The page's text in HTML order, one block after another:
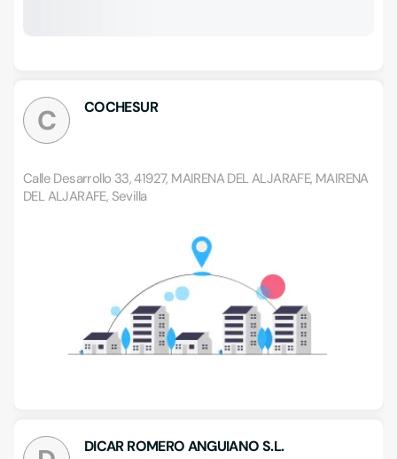
C COCHESUR
Calle Desarrollo 33, 41927, MAIRENA DEL ALJARAFE, MAIRENA
DEL ALJARAFE, Sevilla
DICAR ROMERO ANGUIANO S.L.